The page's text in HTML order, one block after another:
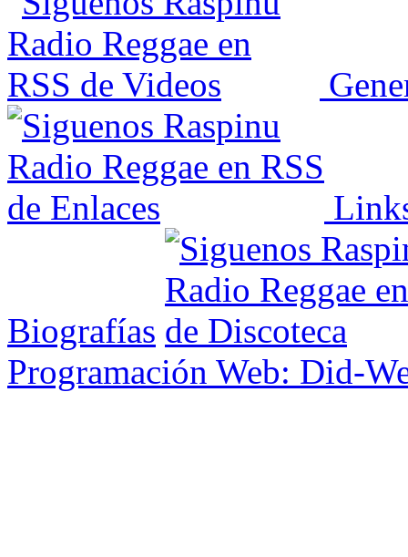
Biografías
Programación Web: Did-